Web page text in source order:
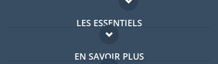
LES ESSENTIELS
Forum expatriés
Guides pays
EN SAVOIR PLUS